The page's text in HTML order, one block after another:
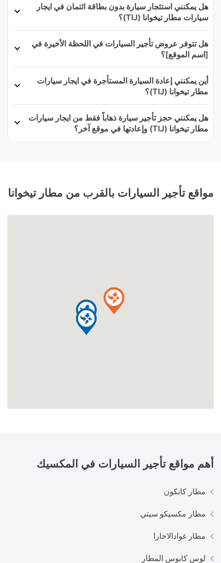
هل يمكنني استئجار سيارة بدون بطاقة ائتمان في ايجار
سيارات مطار تيخوانا (TIJ)؟
هل تتوفر عروض تأجير السيارات في اللحظة الأخيرة في
[اسم الموقع]؟
أين يمكنني إعادة السيارة المستأجرة في ايجار سيارات
مطار تيخوانا (TIJ)؟
هل يمكنني حجز تأجير سيارة ذهاباً فقط من ايجار سيارات
مطار تيخوانا (TIJ) وإعادتها في موقع آخر؟
مواقع تأجير السيارات بالقرب من مطار تيخوانا
أهم مواقع تأجير السيارات في المكسيك
مطار كانكون
مطار مكسيكو سيتي
مطار غوادالاخارا
لوس كابوس المطار